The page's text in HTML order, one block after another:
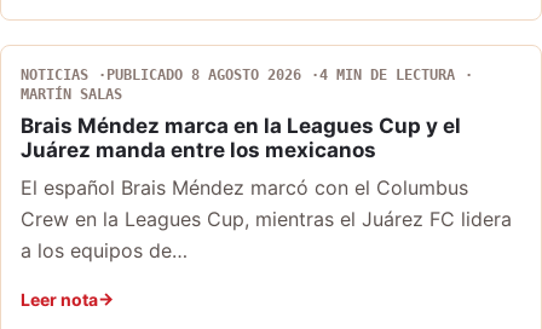
NOTICIAS PUBLICADO 8 AGOSTO 2026
4 MIN DE LECTURA
MARTÍN SALAS
Brais Méndez marca en la Leagues Cup y el
Juárez manda entre los mexicanos
El español Brais Méndez marcó con el Columbus
Crew en la Leagues Cup, mientras el Juárez FC lidera
a los equipos de…
Leer nota